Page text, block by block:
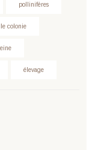
pollinifères
colonie
élevage